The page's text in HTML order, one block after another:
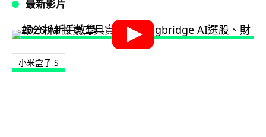
最新影片
小米盒子 S